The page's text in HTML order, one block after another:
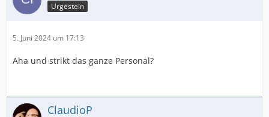
Urgestein
5. Juni 2024 um 17:13
Aha und strikt das ganze Personal?
ClaudioP